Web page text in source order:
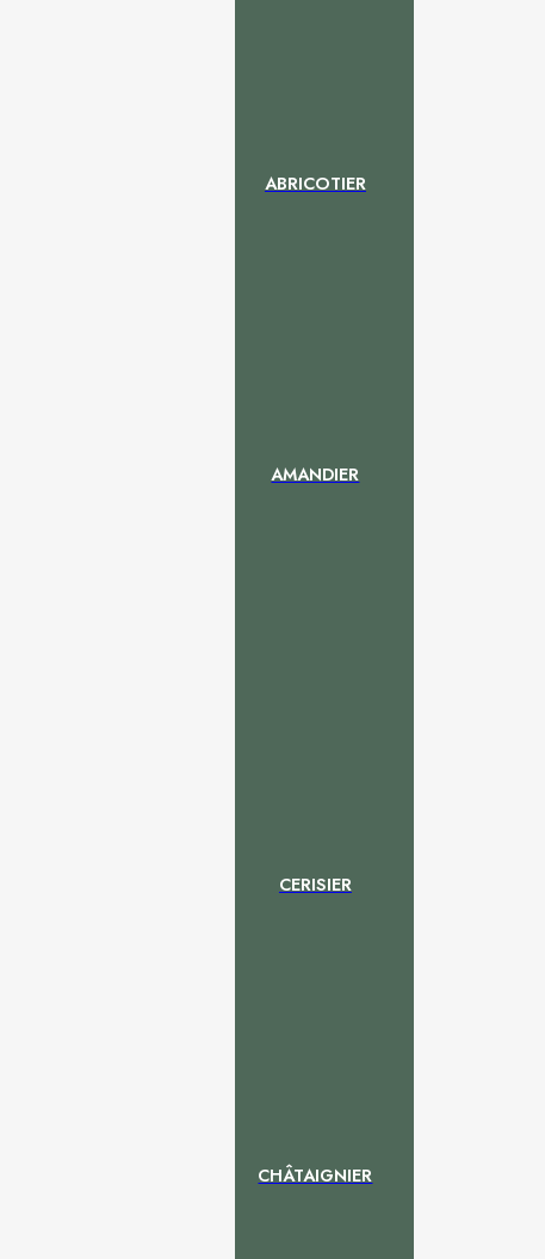
ABRICOTIER
AMANDIER
CERISIER
CHÂTAIGNIER